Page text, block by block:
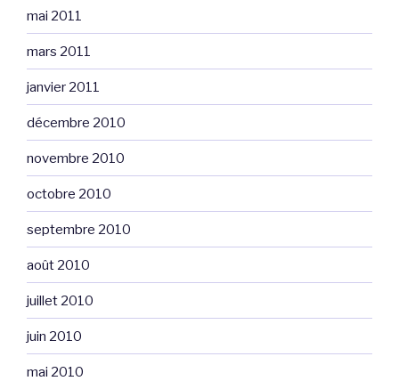
mai 2011
mars 2011
janvier 2011
décembre 2010
novembre 2010
octobre 2010
septembre 2010
août 2010
juillet 2010
juin 2010
mai 2010